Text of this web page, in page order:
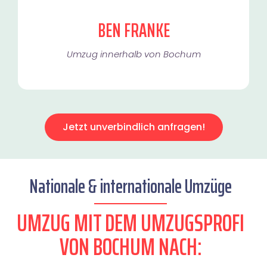
BEN FRANKE
Umzug innerhalb von Bochum​
Jetzt unverbindlich anfragen!
Nationale & internationale Umzüge
UMZUG MIT DEM UMZUGSPROFI
VON BOCHUM NACH: